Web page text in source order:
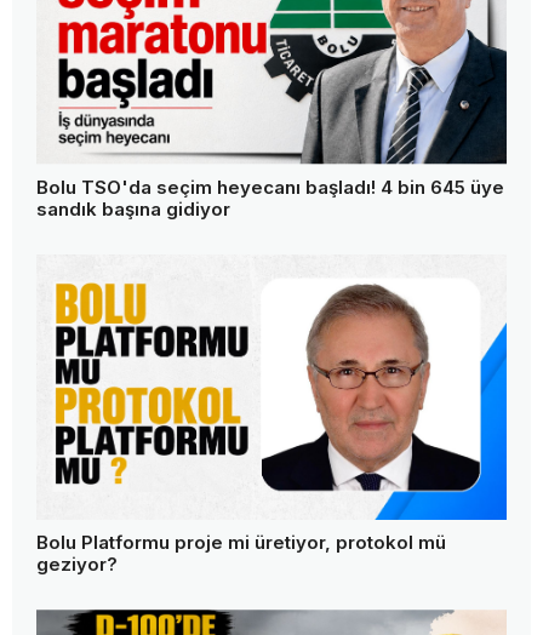
Bolu TSO'da seçim heyecanı başladı! 4 bin 645 üye
sandık başına gidiyor
Bolu Platformu proje mi üretiyor, protokol mü
geziyor?